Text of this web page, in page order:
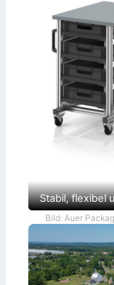
Stabil, flexibel
Bild: Auer